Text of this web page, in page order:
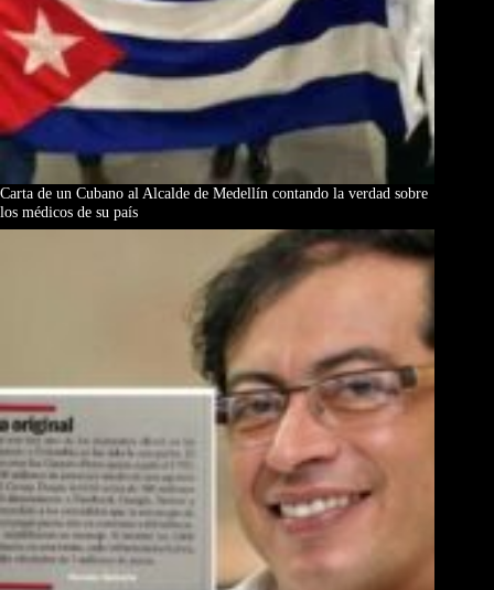
Carta de un Cubano al Alcalde de Medellín contando la verdad sobre
los médicos de su país